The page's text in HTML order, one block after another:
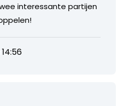
interessante partijen